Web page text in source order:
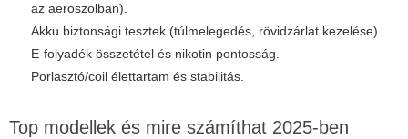
az aeroszolban).
Akku biztonsági tesztek (túlmelegedés, rövidzárlat kezelése).
E-folyadék összetétel és nikotin pontosság.
Porlasztó/coil élettartam és stabilitás.
Top modellek és mire számíthat 2025-ben